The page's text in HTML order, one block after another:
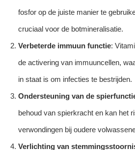
fosfor op de juiste manier te
cruciaal voor de botmineralisatie.
Verbeterde immuun functie:
de activering van immuuncellen,
in staat is om infecties te bestrijden.
Ondersteuning van de
behoud van spierkracht en kan het
verwondingen bij oudere
Verlichting van